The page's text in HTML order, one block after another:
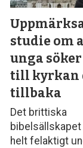
studie om
unga
till kyrkan
tillbaka
Det brittiska
helt felaktigt